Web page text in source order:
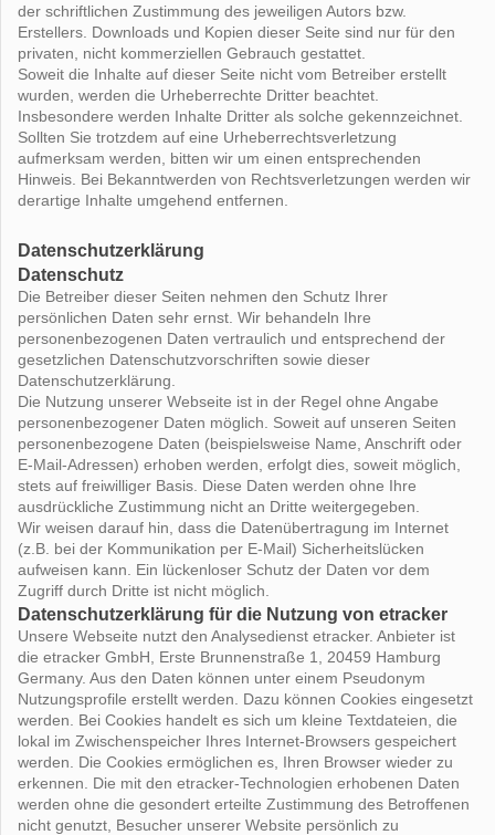
der schriftlichen Zustimmung des jeweiligen Autors bzw.
Erstellers. Downloads und Kopien dieser Seite sind nur für den
privaten, nicht kommerziellen Gebrauch gestattet.
Soweit die Inhalte auf dieser Seite nicht vom Betreiber erstellt
wurden, werden die Urheberrechte Dritter beachtet.
Insbesondere werden Inhalte Dritter als solche gekennzeichnet.
Sollten Sie trotzdem auf eine Urheberrechtsverletzung
aufmerksam werden, bitten wir um einen entsprechenden
Hinweis. Bei Bekanntwerden von Rechtsverletzungen werden wir
derartige Inhalte umgehend entfernen.
Datenschutzerklärung
Datenschutz
Die Betreiber dieser Seiten nehmen den Schutz Ihrer
persönlichen Daten sehr ernst. Wir behandeln Ihre
personenbezogenen Daten vertraulich und entsprechend der
gesetzlichen Datenschutzvorschriften sowie dieser
Datenschutzerklärung.
Die Nutzung unserer Webseite ist in der Regel ohne Angabe
personenbezogener Daten möglich. Soweit auf unseren Seiten
personenbezogene Daten (beispielsweise Name, Anschrift oder
E-Mail-Adressen) erhoben werden, erfolgt dies, soweit möglich,
stets auf freiwilliger Basis. Diese Daten werden ohne Ihre
ausdrückliche Zustimmung nicht an Dritte weitergegeben.
Wir weisen darauf hin, dass die Datenübertragung im Internet
(z.B. bei der Kommunikation per E-Mail) Sicherheitslücken
aufweisen kann. Ein lückenloser Schutz der Daten vor dem
Zugriff durch Dritte ist nicht möglich.
Datenschutzerklärung für die Nutzung von etracker
Unsere Webseite nutzt den Analysedienst etracker. Anbieter ist
die etracker GmbH, Erste Brunnenstraße 1, 20459 Hamburg
Germany. Aus den Daten können unter einem Pseudonym
Nutzungsprofile erstellt werden. Dazu können Cookies eingesetzt
werden. Bei Cookies handelt es sich um kleine Textdateien, die
lokal im Zwischenspeicher Ihres Internet-Browsers gespeichert
werden. Die Cookies ermöglichen es, Ihren Browser wieder zu
erkennen. Die mit den etracker-Technologien erhobenen Daten
werden ohne die gesondert erteilte Zustimmung des Betroffenen
nicht genutzt, Besucher unserer Website persönlich zu